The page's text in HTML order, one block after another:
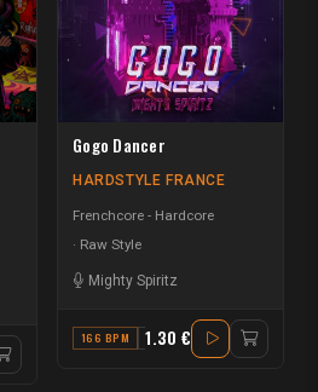
Gogo Dancer
HARDSTYLE FRANCE
Frenchcore - Hardcore
Raw Style
Mighty Spiritz
166 BPM A MINOR
1.30 €